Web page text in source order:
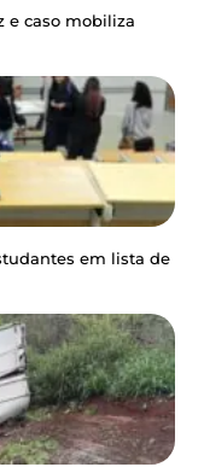
e caso mobiliza
em lista de